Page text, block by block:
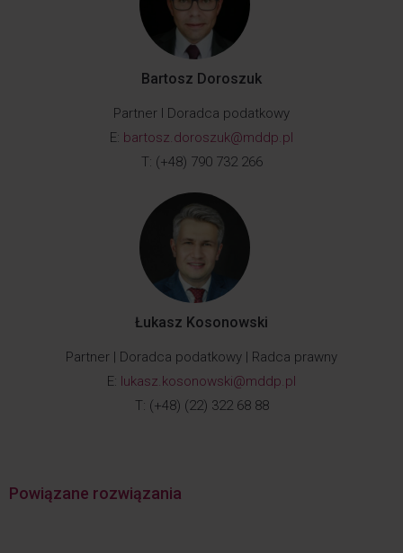
Bartosz Doroszuk
Partner I Doradca podatkowy
E: bartosz.doroszuk@mddp.pl
T: (+48) 790 732 266
Łukasz Kosonowski
Partner | Doradca podatkowy | Radca prawny
E: lukasz.kosonowski@mddp.pl
T: (+48) (22) 322 68 88
Powiązane rozwiązania